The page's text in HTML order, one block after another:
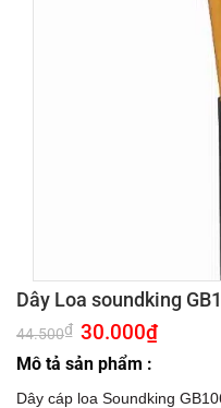
Dây Loa soundking
44.500₫ Giá
gốc
là:
44.500₫.
30.000₫Giá
30.000₫.
Mô tả sản phẩm :
Dây cáp loa Soundking